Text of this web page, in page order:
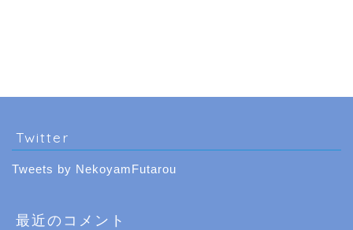
Twitter
Tweets by NekoyamFutarou
最近のコメント